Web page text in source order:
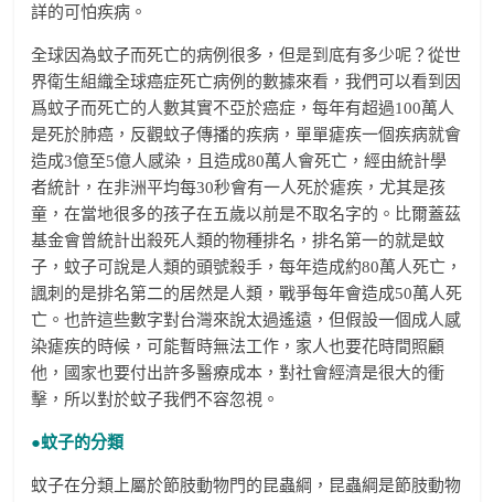
詳的可怕疾病。
全球因為蚊子而死亡的病例很多，但是到底有多少呢？從世
界衛生組織全球癌症死亡病例的數據來看，我們可以看到因
爲蚊子而死亡的人數其實不亞於癌症，每年有超過100萬人
是死於肺癌，反觀蚊子傳播的疾病，單單瘧疾一個疾病就會
造成3億至5億人感染，且造成80萬人會死亡，經由統計學
者統計，在非洲平均每30秒會有一人死於瘧疾，尤其是孩
童，在當地很多的孩子在五歲以前是不取名字的。比爾蓋茲
基金會曾統計出殺死人類的物種排名，排名第一的就是蚊
子，蚊子可說是人類的頭號殺手，每年造成約80萬人死亡，
諷刺的是排名第二的居然是人類，戰爭每年會造成50萬人死
亡。也許這些數字對台灣來說太過遙遠，但假設一個成人感
染瘧疾的時候，可能暫時無法工作，家人也要花時間照顧
他，國家也要付出許多醫療成本，對社會經濟是很大的衝
擊，所以對於蚊子我們不容忽視。
●蚊子的分類
蚊子在分類上屬於節肢動物門的昆蟲綱，昆蟲綱是節肢動物